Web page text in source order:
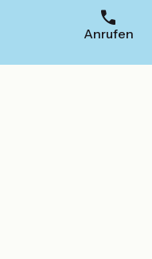
Anrufen